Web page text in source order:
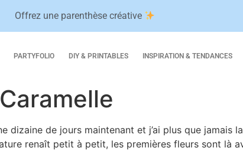
Offrez une parenthèse créative
PARTYFOLIO DIY & PRINTABLES INSPIRATION & TENDANCES
dizaine de jours maintenant et j’ai plus que
renaît petit à petit, les premières fleurs sont là